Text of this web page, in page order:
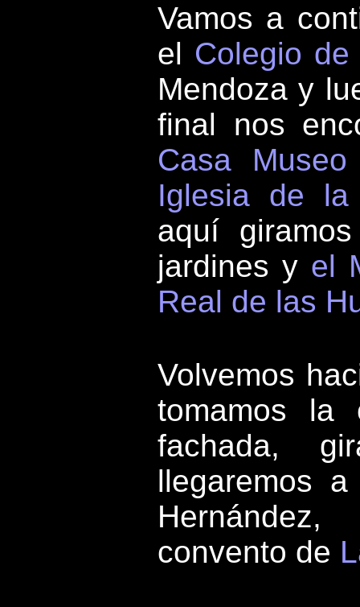
Vamos a
el Colegio
Mendoza y
final nos
Casa
Iglesia de la
aquí
jardines y el
Real de las
Volvemos
tomamos
fachada,
llegaremos
convento de